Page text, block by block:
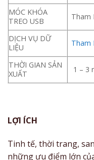
MÓC KHÓA
TREO USB
Tham
DỊCH VỤ DỮ
LIỆU
Tham
THỜI GIAN SẢN
XUẤT
1 – 3
LỢI ÍCH
Tinh tế, thời trang,
những ưu điểm lớn